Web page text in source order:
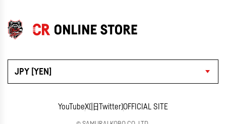
JPY [YEN]
YouTubeX(旧Twitter)OFFICIAL SITE